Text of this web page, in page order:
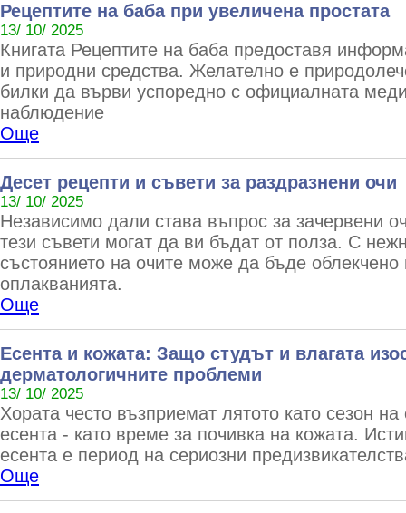
Рецептите на баба при увеличена простата
13/ 10/ 2025
Книгата Рецептите на баба предоставя
и природни средства. Желателно е
билки да върви успоредно с официалната
наблюдение
Още
Десет рецепти и съвети за раздразнени очи
13/ 10/ 2025
Независимо дали става въпрос за зачервени
тези съвети могат да ви бъдат от полза. С
състоянието на очите може да бъде облекчено
оплакванията.
Още
Есента и кожата: Защо студът и влагата
дерматологичните проблеми
13/ 10/ 2025
Хората често възприемат лятото като сезон
есента - като време за почивка на кожата.
есента е период на сериозни
Още